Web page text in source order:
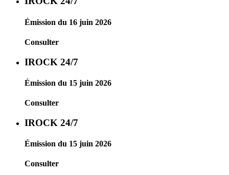
Émission du 16 juin 2026
Consulter
IROCK 24/7
Émission du 15 juin 2026
Consulter
IROCK 24/7
Émission du 15 juin 2026
Consulter